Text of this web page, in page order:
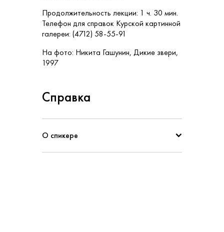
Продолжительность лекции: 1 ч. 30 мин.
Телефон для справок Курской картинной
галереи: (4712) 58-55-91
На фото: Никита Гашунин, Дикие звери,
1997
Справка
О спикере